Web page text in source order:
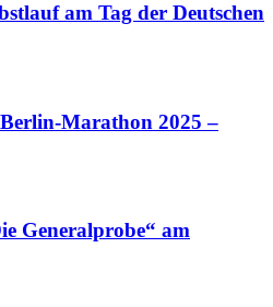
am Tag der Deutschen
Marathon 2025 –
Generalprobe“ am